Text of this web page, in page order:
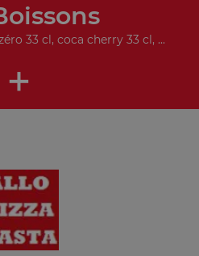
33 cl, coca cherry 33 cl, ...
+